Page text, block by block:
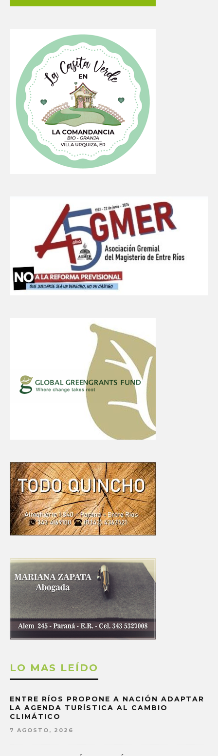
LO MAS LEÍDO
ENTRE RÍOS PROPONE A NACIÓN ADAPTAR
LA AGENDA TURÍSTICA AL CAMBIO
CLIMÁTICO
7 AGOSTO, 2026